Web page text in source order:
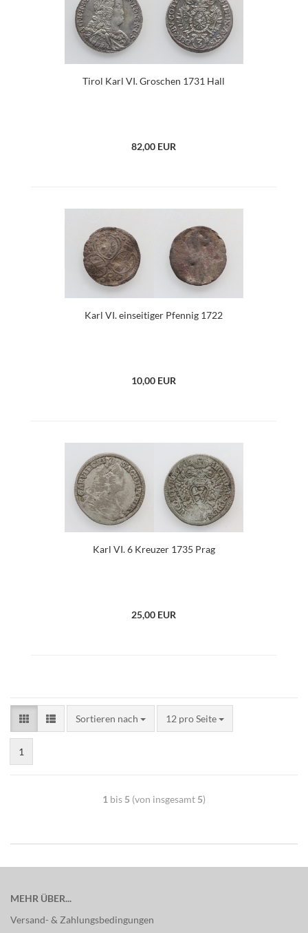
Tirol Karl VI. Groschen 1731 Hall
82,00 EUR
Karl VI. einseitiger Pfennig 1722
10,00 EUR
Karl VI. 6 Kreuzer 1735 Prag
25,00 EUR
Sortieren nach 12 pro Seite
1
1 bis 5 (von insgesamt 5)
MEHR ÜBER...
Versand- & Zahlungsbedingungen